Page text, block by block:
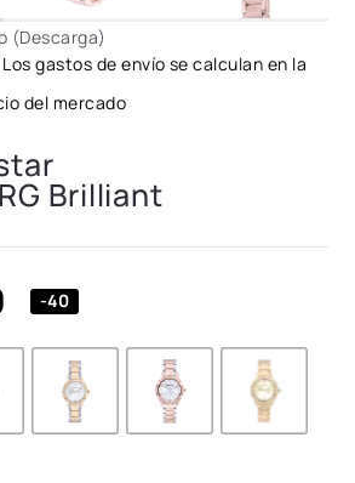
(Descarga)
gastos de envío se calculan en la
del mercado
Brilliant
-40